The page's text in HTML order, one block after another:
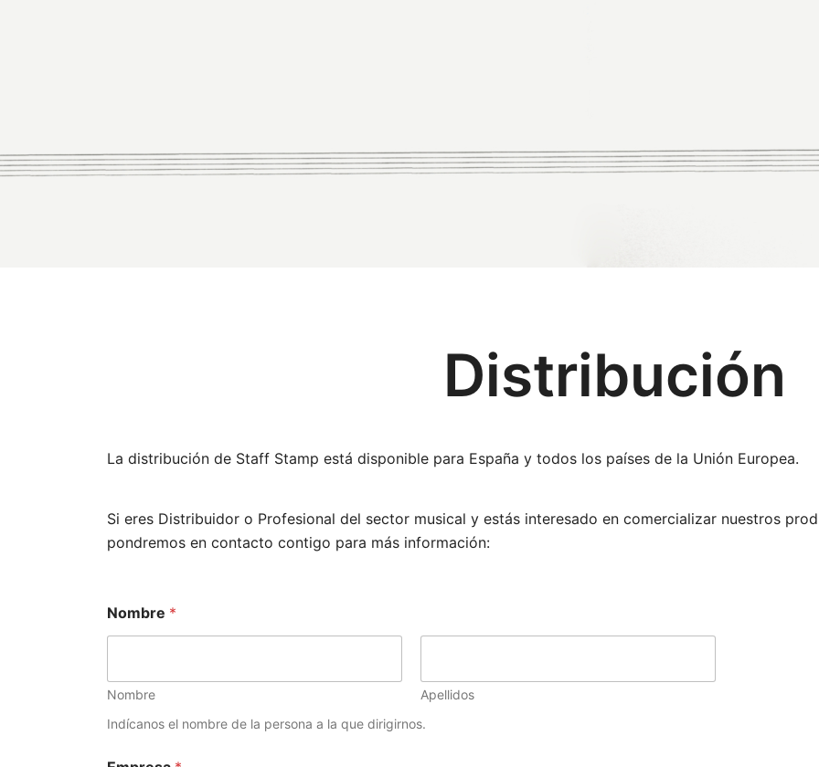
Distribución
La distribución de Staff Stamp está disponible para España y todos los países de la Unión Europea.
Si eres Distribuidor o Profesional del sector musical y estás interesado en comercializar nuestros
pondremos en contacto contigo para más información:
Nombre *
Nombre
Apellidos
Indícanos el nombre de la persona a la que dirigirnos.